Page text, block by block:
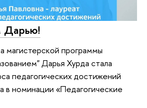
Дарью!
магистерской программы
Дарья Хурда стала
педагогических достижений
в номинации «Педагогические